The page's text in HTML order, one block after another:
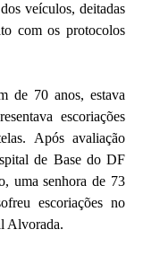
veículos, deitadas
com os protocolos
de 70 anos, estava
escoriações
Após avaliação
de Base do DF
uma senhora de 73
escoriações no
Alvorada.